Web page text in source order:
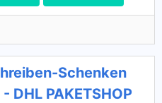
Schenken
DHL PAKETSHOP